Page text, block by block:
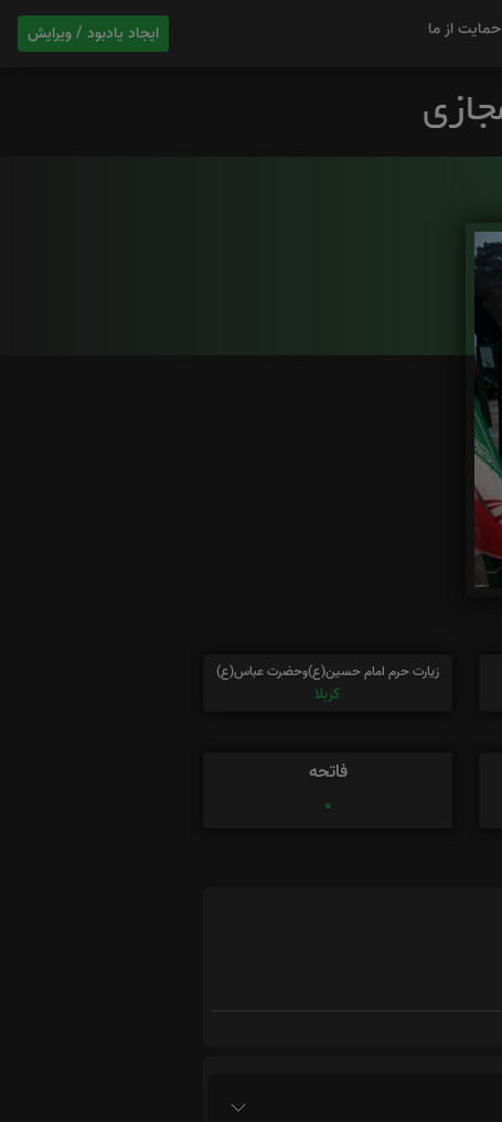
ایجاد یادبود / ویرایش حمایت از ما
زیارت حرم امام حسین(ع)وحضرت عباس(ع)
کربلا
فاتحه
0